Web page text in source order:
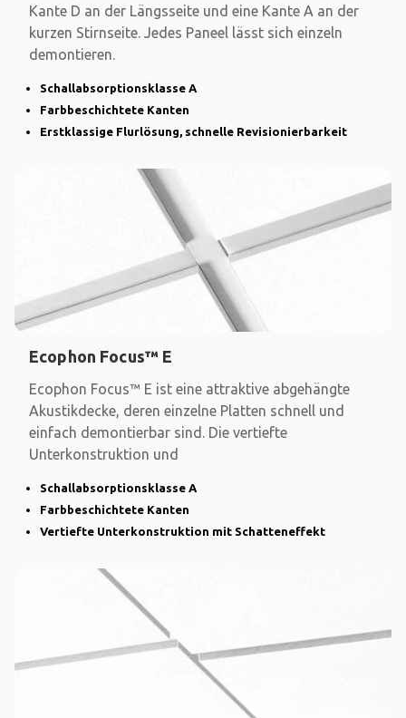
Kante D an der Längsseite und eine Kante A an der
kurzen Stirnseite. Jedes Paneel lässt sich einzeln
demontieren.
Schallabsorptionsklasse A
Farbbeschichtete Kanten
Erstklassige Flurlösung, schnelle Revisionierbarkeit
Ecophon Focus™ E
Ecophon Focus™ E ist eine attraktive abgehängte
Akustikdecke, deren einzelne Platten schnell und
einfach demontierbar sind. Die vertiefte
Unterkonstruktion und
Schallabsorptionsklasse A
Farbbeschichtete Kanten
Vertiefte Unterkonstruktion mit Schatteneffekt